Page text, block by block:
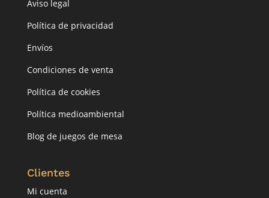
Aviso legal
Política de privacidad
Envíos
Condiciones de venta
Política de cookies
Política medioambiental
Blog de juegos de mesa
Clientes
Mi cuenta